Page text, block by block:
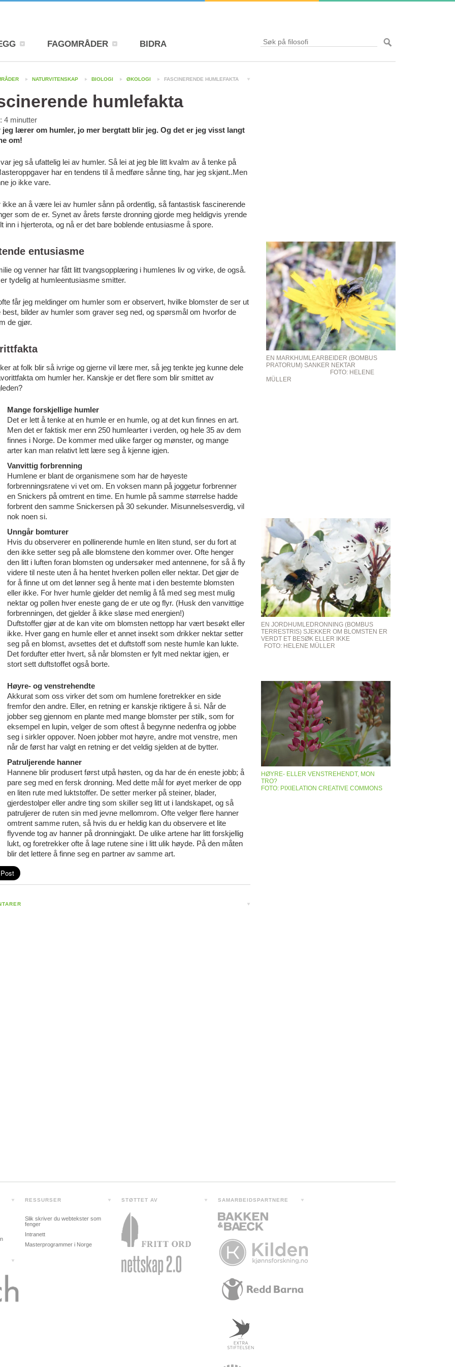
FAGOMRÅDER BIDRA
NATURVITENSKAP BIOLOGI ØKOLOGI FASCINERENDE HUMLEFAKTA
humlefakta
4 minutter
jeg lærer om humler, jo mer bergtatt blir jeg. Og det er jeg visst langt
om!
jeg så ufattelig lei av humler. Så lei at jeg ble litt kvalm av å tenke på
har en tendens til å medføre sånne ting, har jeg skjønt..Men
jo ikke vare.
ikke an å være lei av humler sånn på ordentlig, så fantastisk fascinerende
som de er. Synet av årets første dronning gjorde meg heldigvis yrende
inn i hjerterota, og nå er det bare boblende entusiasme å spore.
entusiasme
EN MARKHUMLEARBEIDER (BOMBUS
PRATORUM) SANKER NEKTAR
FOTO: HELENE
MÜLLER
og venner har fått litt tvangsopplæring i humlenes liv og virke, de også.
tydelig at humleentusiasme smitter.
får jeg meldinger om humler som er observert, hvilke blomster de ser ut
best, bilder av humler som graver seg ned, og spørsmål om hvorfor de
de gjør.
at folk blir så ivrige og gjerne vil lære mer, så jeg tenkte jeg kunne dele
om humler her. Kanskje er det flere som blir smittet av
Mange forskjellige humler
Det er lett å tenke at en humle er en humle, og at det kun finnes en art.
Men det er faktisk mer enn 250 humlearter i verden, og hele 35 av dem
finnes i Norge. De kommer med ulike farger og mønster, og mange
arter kan man relativt lett lære seg å kjenne igjen.
Vanvittig forbrenning
Humlene er blant de organismene som har de høyeste
forbrenningsratene vi vet om. En voksen mann på joggetur forbrenner
en Snickers på omtrent en time. En humle på samme størrelse hadde
forbrent den samme Snickersen på 30 sekunder. Misunnelsesverdig, vil
nok noen si.
Unngår bomturer
EN JORDHUMLEDRONNING (BOMBUS
TERRESTRIS) SJEKKER OM BLOMSTEN ER
VERDT ET BESØK ELLER IKKE
FOTO: HELENE MÜLLER
Hvis du observerer en pollinerende humle en liten stund, ser du fort at
den ikke setter seg på alle blomstene den kommer over. Ofte henger
den litt i luften foran blomsten og undersøker med antennene, for så å fly
videre til neste uten å ha hentet hverken pollen eller nektar. Det gjør de
for å finne ut om det lønner seg å hente mat i den bestemte blomsten
eller ikke. For hver humle gjelder det nemlig å få med seg mest mulig
nektar og pollen hver eneste gang de er ute og flyr. (Husk den vanvittige
forbrenningen, det gjelder å ikke sløse med energien!)
Duftstoffer gjør at de kan vite om blomsten nettopp har vært besøkt eller
ikke. Hver gang en humle eller et annet insekt som drikker nektar setter
seg på en blomst, avsettes det et duftstoff som neste humle kan lukte.
Det fordufter etter hvert, så når blomsten er fylt med nektar igjen, er
stort sett duftstoffet også borte.
Høyre- og venstrehendte
Akkurat som oss virker det som om humlene foretrekker en side
fremfor den andre. Eller, en retning er kanskje riktigere å si. Når de
jobber seg gjennom en plante med mange blomster per stilk, som for
eksempel en lupin, velger de som oftest å begynne nedenfra og jobbe
seg i sirkler oppover. Noen jobber mot høyre, andre mot venstre, men
når de først har valgt en retning er det veldig sjelden at de bytter.
HØYRE- ELLER VENSTREHENDT, MON
TRO?
FOTO: PIXIELATION CREATIVE COMMONS
Patruljerende hanner
Hannene blir produsert først utpå høsten, og da har de én eneste jobb; å
pare seg med en fersk dronning. Med dette mål for øyet merker de opp
en liten rute med luktstoffer. De setter merker på steiner, blader,
gjerdestolper eller andre ting som skiller seg litt ut i landskapet, og så
patruljerer de ruten sin med jevne mellomrom. Ofte velger flere hanner
omtrent samme ruten, så hvis du er heldig kan du observere et lite
flyvende tog av hanner på dronningjakt. De ulike artene har litt forskjellig
lukt, og foretrekker ofte å lage rutene sine i litt ulik høyde. På den måten
blir det lettere å finne seg en partner av samme art.
RESSURSER
Slik skriver du webtekster som
fenger
Intranett
Masterprogrammer i Norge
STØTTET AV SAMARBEIDSPARTNERE